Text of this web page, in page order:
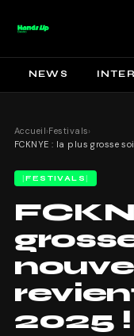
NEWS
Accueil›Festivals›
FESTIVALS
2025 !